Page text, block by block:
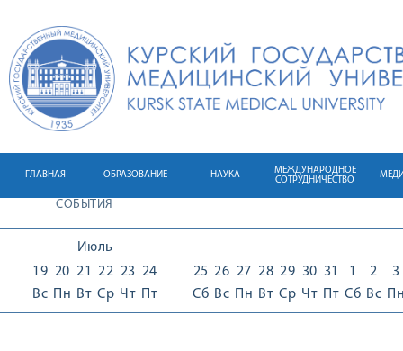
ГЛАВНАЯ ОБРАЗОВАНИЕ НАУКА
МЕЖДУНАРОДНОЕ
СОТРУДНИЧЕСТВО
СОБЫТИЯ
Июль
19
Вс
20
Пн
21
Вт
22
Ср
23
Чт
24
Пт
25
Сб
26
Вс
27
Пн
28
Вт
29
Ср
30
Чт
31
Пт
1
Сб
2
Вс
3